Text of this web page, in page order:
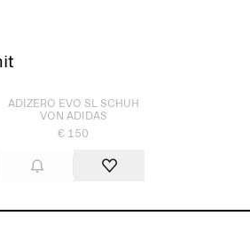
ADIZERO EVO SL SCHUH
VON ADIDAS
€ 150